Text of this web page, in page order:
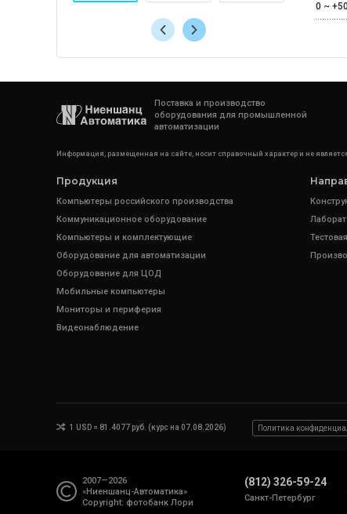
0 ~
Поставка и производство
оборудования для промышленной
автоматизации
Информация, размещенная на сайте, носит справочный характер и не
Продукция
Компьютеры российского производства
Коммуникационное оборудование
Компьютеры и комплектующие
Оборудование для автоматизации
Оборудование для ЦОД
Мобильные компьютеры
Мониторы и периферия
Видеонаблюдение
1 USD = 81.4077 руб. (курс на 07.08.2026) Политика
2007—2026
«Ниеншанц-Автоматика»
Copyright: фотобанк Лори
(812) 326-59-24
Санкт-Петербург